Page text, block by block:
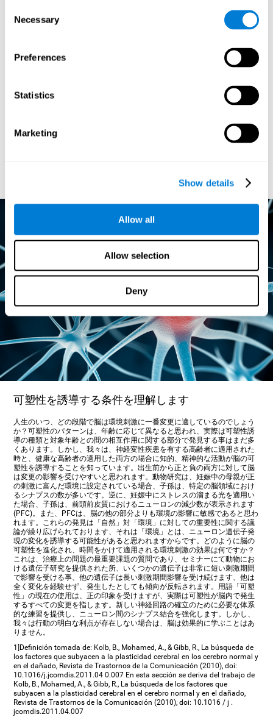
Selection
Necessary
Preferences
Statistics
Marketing
Show details
Allow all
Allow selection
Deny
を通して、任意の時点で、多くの方法で発生しました。例えば子共達は、
学習のこれらの瞬間に集中的に脳の変化を引き起こし、大量に新しい知識
を習得します。神経損傷の存在から生じる新たな学習もございます。例え
ぶ必要がある場合。継続的に新しい知識を習得する必要性は人に固有する
事であり、知識欲に飢えている人であるかもしれません。新しい原因を学
習するための環境の多様性を考えると脳が何かを学ぶたびに変化するかど
ます。脳が新しい知識を獲得しているので可塑性のための可能性を更新し
ます、新しい学習が改善された行動につながる場合。生理的に学ぶための
脳をマークし、学習は、行動の変化をもたらすはずです。つまり、新しい
その結果、脳が変更されています。おそらく最も重要なのは、スタート時
にやりがいのある学習経験する事です。例えば、インタラクティブゲーム
可塑性を誘導する条件を理解します
人生のいつ、どの段階で脳は環境刺激に一番変更に適しているのでしょう
か？可塑性のパターンは、年齢に応じて異なると思われ、実際は可塑性誘
導の種類と対象年齢との間の相互作用に関する部分で発見する事はまだ多
くあります。しかし、我々は、神経変性疾患を有する高齢者に適用された
時と、健康な高齢者の適用した両方の場合に知的、精神的な活動が脳の可
塑性を誘導することを知っています。出生前から正と負の両方に対して脳
は変更の影響を受けやすいと思われます。動物研究は、妊娠中の母親が正
の刺激に富んだ環境に設定されている場合、子孫は、特定の脳領域におけ
るシナプスの数が多いです。逆に、妊娠中にストレスの溜まる光を適用い
た場合、子孫は、前頭前皮質におけるニューロンの減少数が表示されます
(PFC)。また、PFCは、脳の他の部分よりも環境の影響に敏感であると思わ
れます。これらの発見は「自然」対「環境」に対しての重要性に関する議
論が繰り広げられております、それは「環境」とは、ニューロン遺伝子発
現の変化を誘導する可能性があると思われますからです。どのように脳の
可塑性を進化され、時間をかけて適用される環境刺激の効果は何ですか？
これは、治療上の問題の最重要課題の質問であり、セミナーにて動物にお
ける遺伝子研究を提供された所、いくつかの遺伝子は非常に短い刺激期間
で影響を受ける事、他の遺伝子は長い刺激期間影響を受け続けます、他は
全く変化を経験せず、発生したとしても傾向が反転されます。用語「可塑
性」の現在の使用は、正の印象を受けますが、実際は可塑性が脳内で発生
するすべての変更を指します。新しい神経回路の確立のために必要な体系
的な練習を提供し、ニューロン間のシナプス結合を強化します。しかし、
我々は行動の明白な利点が存在しない場合は、脳は効果的に学ぶことはあ
りません。
1]Definición tomada de: Kolb, B., Mohamed, A., & Gibb, R., La búsqueda de
los factores que subyacen a la plasticidad cerebral en los cerebro normal y
en el dañado, Revista de Trastornos de la Comunicación (2010), doi:
10.1016/j.jcomdis.2011.04 0.007 En esta sección se deriva del trabajo de
Kolb, B., Mohamed, A., & Gibb, R., La búsqueda de los factores que
subyacen a la plasticidad cerebral en el cerebro normal y en el dañado,
Revista de Trastornos de la Comunicación (2010), doi: 10.1016 / j .
jcomdis.2011.04.007